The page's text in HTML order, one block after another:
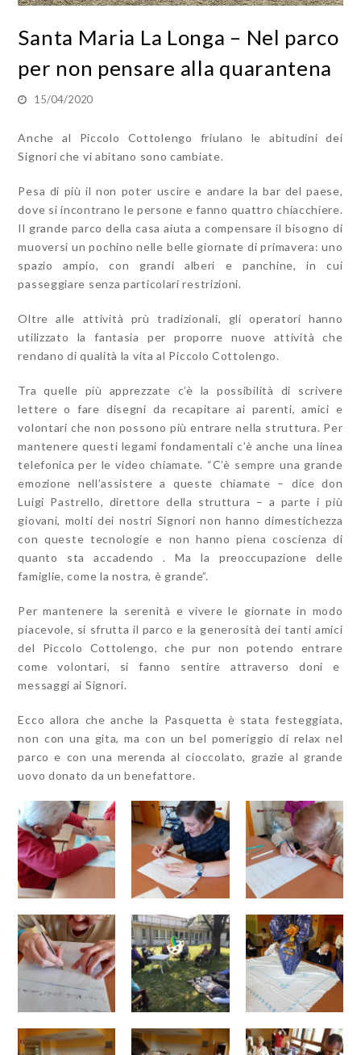
Santa Maria La Longa – Nel parco
per non pensare alla quarantena
15/04/2020
Anche al Piccolo Cottolengo friulano le abitudini dei
Signori che vi abitano sono cambiate.
Pesa di più il non poter uscire e andare la bar del paese,
dove si incontrano le persone e fanno quattro chiacchiere.
Il grande parco della casa aiuta a compensare il bisogno di
muoversi un pochino nelle belle giornate di primavera: uno
spazio ampio, con grandi alberi e panchine, in cui
passeggiare senza particolari restrizioni.
Oltre alle attività prù tradizionali, gli operatori hanno
utilizzato la fantasia per proporre nuove attività che
rendano di qualità la vita al Piccolo Cottolengo.
Tra quelle più apprezzate c’è la possibilità di scrivere
lettere o fare disegni da recapitare ai parenti, amici e
volontari che non possono più entrare nella struttura. Per
mantenere questi legami fondamentali c’è anche una linea
telefonica per le video chiamate. “C’è sempre una grande
emozione nell’assistere a queste chiamate – dice don
Luigi Pastrello, direttore della struttura – a parte i più
giovani, molti dei nostri Signori non hanno dimestichezza
con queste tecnologie e non hanno piena coscienza di
quanto sta accadendo . Ma la preoccupazione delle
famiglie, come la nostra, è grande”.
Per mantenere la serenità e vivere le giornate in modo
piacevole, si sfrutta il parco e la generosità dei tanti amici
del Piccolo Cottolengo, che pur non potendo entrare
come volontari, si fanno sentire attraverso doni e
messaggi ai Signori.
Ecco allora che anche la Pasquetta è stata festeggiata,
non con una gita, ma con un bel pomeriggio di relax nel
parco e con una merenda al cioccolato, grazie al grande
uovo donato da un benefattore.